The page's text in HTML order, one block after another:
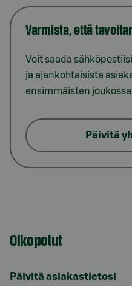
Varmista, että
Voit saada
ja ajankohtaisista
ensimmäisten
Päivitä
Oikopolut
Päivitä asiakastietosi